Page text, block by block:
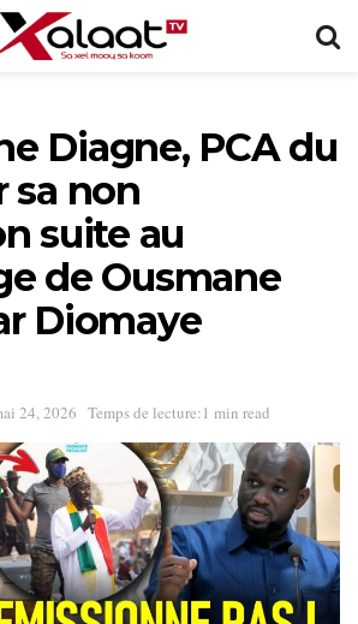
Diagne, PCA du
sa non
suite au
de Ousmane
Diomaye
24, 2026 Temps de lecture:1 min read